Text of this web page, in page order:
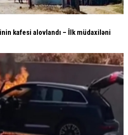
kafesi alovlandı – İlk müdaxiləni